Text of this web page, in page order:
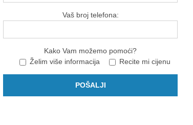
Vaš broj telefona:
Kako Vam možemo pomoći?
Želim više informacija
Recite mi cijenu